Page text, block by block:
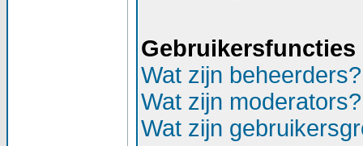
Gebruikersfuncties
Wat zijn beheerders?
Wat zijn moderators?
Wat zijn